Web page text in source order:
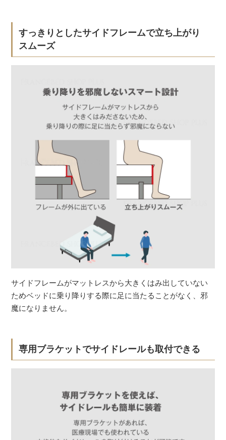
すっきりとしたサイドフレームで立ち上がり
スムーズ
サイドフレームがマットレスから大きくはみ出していない
ためベッドに乗り降りする際に足に当たることがなく、邪
魔になりません。
専用ブラケットでサイドレールも取付できる